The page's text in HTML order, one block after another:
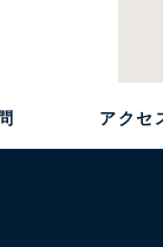
繁
簡
한
日
アクセ